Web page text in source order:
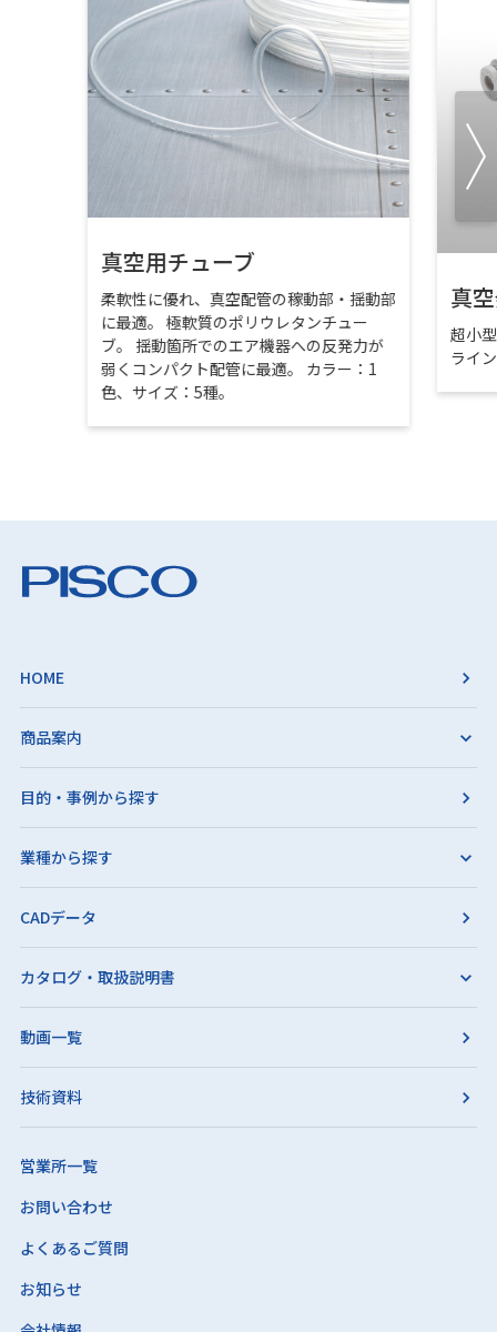
真空用チューブ
柔軟性に優れ、真空配管の稼動部・揺動部
に最適。 極軟質のポリウレタンチュー
ブ。 揺動箇所でのエア機器への反発力が
弱くコンパクト配管に最適。 カラー：1
色、サイズ：5種。
真
超小
ライ
HOME
商品案内
目的・事例から探す
業種から探す
CADデータ
カタログ・取扱説明書
動画一覧
技術資料
営業所一覧
お問い合わせ
よくあるご質問
お知らせ